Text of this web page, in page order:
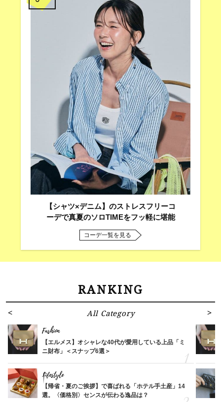
【シャツ×デニム】のストレスフリーコ
ーデで真夏のソロTIMEをフッ軽に堪能
コーデ一覧を見る
RANKING
All Category
Fashion
【エルメス】オシャレな40代が愛用している上品「ミ
ニ財布」＜スナップ6選＞
Lifestyle
【帰省・夏のご挨拶】で喜ばれる「ホテル手土産」14
選。〈価格別〉センスが伝わる逸品は？